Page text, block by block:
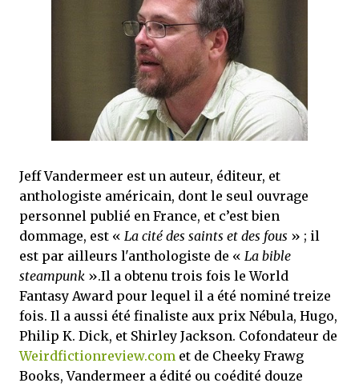
j’ai dit au sujet des tomes précédents : tant l’univers que les protagonistes
Jeff Vandermeer est un auteur, éditeur, et
anthologiste américain, dont le seul ouvrage
personnel publié en France, et c’est bien
dommage, est « La cité des saints et des fous » ; il
est par ailleurs l'anthologiste de « La bible
steampunk ».Il a obtenu trois fois le World
Fantasy Award pour lequel il a été nominé treize
fois. Il a aussi été finaliste aux prix Nébula, Hugo,
Philip K. Dick, et Shirley Jackson. Cofondateur de
Weirdfictionreview.com et de Cheeky Frawg
Books, Vandermeer a édité ou coédité douze